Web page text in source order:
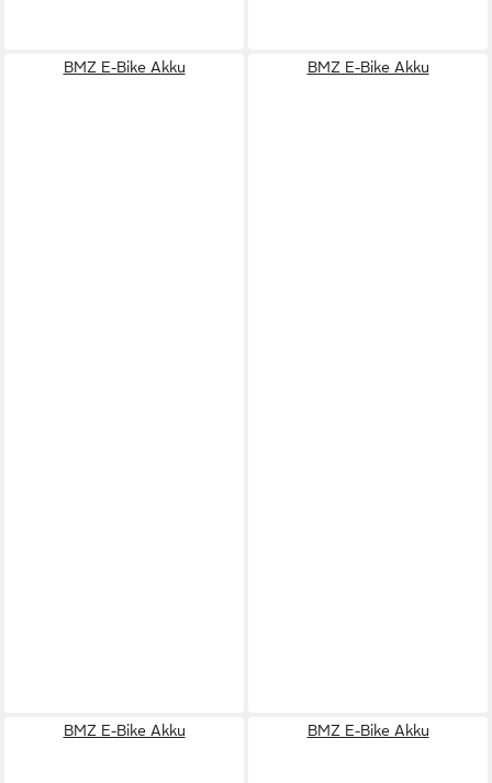
BMZ E-Bike Akku BMZ E-Bike Akku
BMZ E-Bike Akku BMZ E-Bike Akku